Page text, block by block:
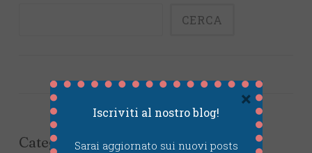
CERCA
Categories
Iscriviti al nostro blog!
Sarai aggiornato sui nuovi posts
×